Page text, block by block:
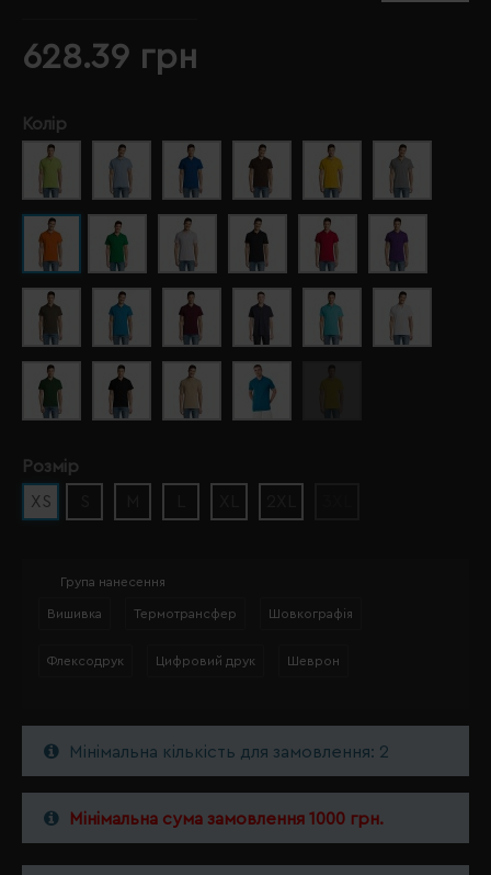
628.39 грн
Колір
Розмір
XS
Група нанесення
Вишивка Термотрансфер Шовкографія
Флексодрук Цифровий друк Шеврон
Мінімальна кількість для замовлення: 2
Мінімальна сума замовлення 1000 грн.